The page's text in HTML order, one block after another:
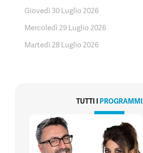
Giovedì 30 Luglio 2026
Mercoledì 29 Luglio 2026
Martedì 28 Luglio 2026
TUTTI I PROGRAMMI